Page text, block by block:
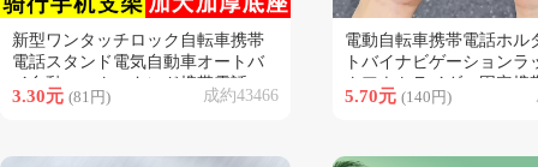
類似商品
新型ワンタッチロック自転車携帯
電話スタンド電気自動車オートバ
イ自動ロックスタンド携帯電話ス
タンド自転車付属品
3.30元 (81円) 成約43466
類似商品
電動自転車携帯電話ホル
トバイナビゲーションラ
クアウトライダー固定携
ルダー新しい耐衝撃ホル
5.70元 (140円)